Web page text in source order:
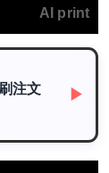
AI print
注文
▶